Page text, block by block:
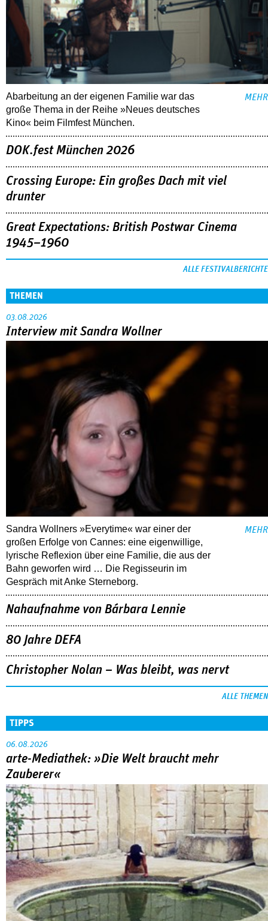
Abarbeitung an der eigenen Familie war das
große Thema in der Reihe »Neues deutsches
Kino« beim Filmfest München.
MEHR
DOK.fest München 2026
Crossing Europe: Ein großes Dach mit viel
drunter
Great Expectations: British Postwar Cinema
1945–1960
ALLE FESTIVALBERICHTE
THEMEN
03.08.2026
Interview mit Sandra Wollner
Sandra Wollners »Everytime« war einer der
großen Erfolge von Cannes: eine eigenwillige,
lyrische Reflexion über eine ­Familie, die aus der
Bahn geworfen wird … Die Regisseurin im
Gespräch mit Anke Sterneborg.
MEHR
Nahaufnahme von Bárbara Lennie
80 Jahre DEFA
Christopher Nolan – Was bleibt, was nervt
ALLE THEMEN
TIPPS
06.08.2026
arte-Mediathek: »Die Welt braucht mehr
Zauberer«